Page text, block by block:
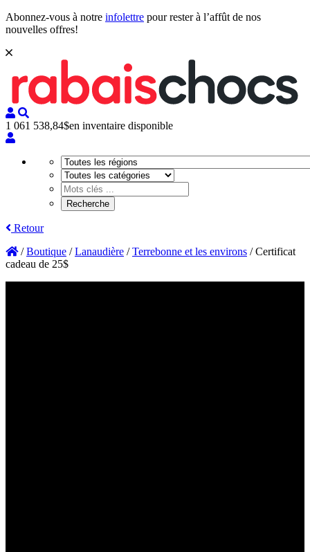
Abonnez-vous à notre infolettre pour rester à l’affût de nos
nouvelles offres!
1 061 538,84$en inventaire disponible
Retour
/Boutique /Lanaudière /Terrebonne et les environs /Certificat
cadeau de 25$